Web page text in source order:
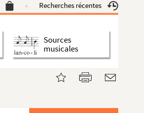
Recherches récentes
Sources
musicales